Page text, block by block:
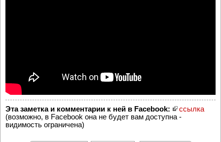
Эта заметка и комментарии к ней в Facebook:
ссылка
(возможно, в Facebook она не будет вам доступна -
видимость ограничена)